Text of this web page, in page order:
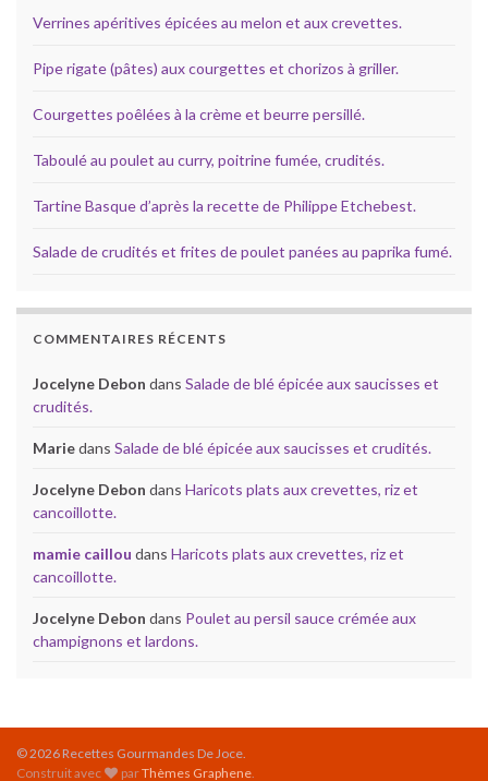
Verrines apéritives épicées au melon et aux crevettes.
Pipe rigate (pâtes) aux courgettes et chorizos à griller.
Courgettes poêlées à la crème et beurre persillé.
Taboulé au poulet au curry, poitrine fumée, crudités.
Tartine Basque d’après la recette de Philippe Etchebest.
Salade de crudités et frites de poulet panées au paprika fumé.
COMMENTAIRES RÉCENTS
Jocelyne Debon dans Salade de blé épicée aux saucisses et
crudités.
Mariedans Salade de blé épicée aux saucisses et crudités.
Jocelyne Debon dans Haricots plats aux crevettes, riz et
cancoillotte.
mamie caillou dans Haricots plats aux crevettes, riz et
cancoillotte.
Jocelyne Debon dans Poulet au persil sauce crémée aux
champignons et lardons.
© 2026 Recettes Gourmandes De Joce.
Construit avec
parThèmes Graphene